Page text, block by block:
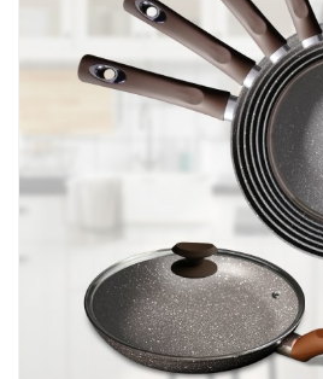
Kрасота И Здоровье
Для Детей
Хиты